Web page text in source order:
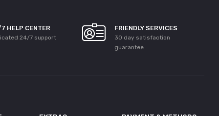
HELP CENTER
24/7 support
FRIENDLY SERVICES
30 day satisfaction
guarantee